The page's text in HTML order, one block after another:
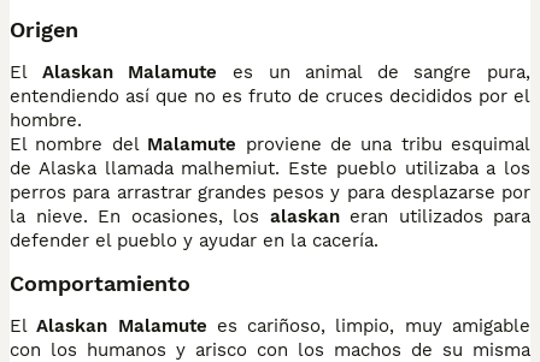
Origen
El Alaskan Malamute es un animal de sangre pura,
entendiendo así que no es fruto de cruces decididos por el
hombre.
El nombre del Malamute proviene de una tribu esquimal
de Alaska llamada malhemiut. Este pueblo utilizaba a los
perros para arrastrar grandes pesos y para desplazarse por
la nieve. En ocasiones, los alaskaneran utilizados para
defender el pueblo y ayudar en la cacería.
Comportamiento
ElAlaskan Malamute es cariñoso, limpio, muy amigable
con los humanos y arisco con los machos de su misma